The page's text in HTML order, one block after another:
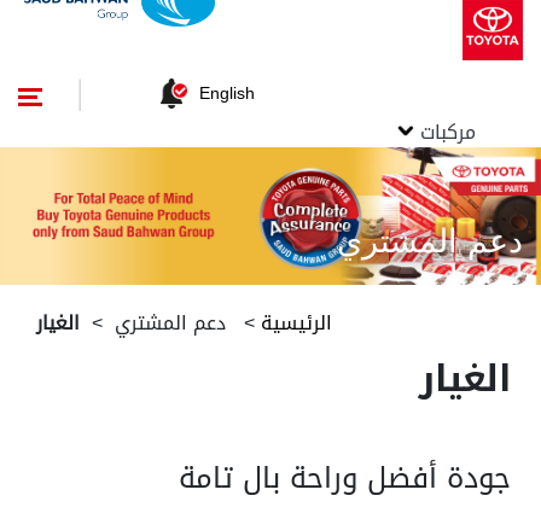
مركبات
English
دعم المشتري
الرئيسية> دعم المشتري > الغيار
الغيار
جودة أفضل وراحة بال تامة